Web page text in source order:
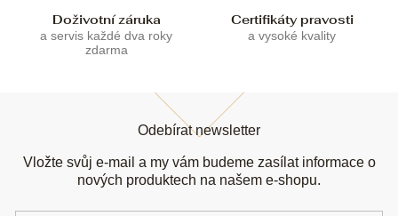
Doživotní záruka
a servis každé dva roky
zdarma
Certifikáty pravosti
a vysoké kvality
Odebírat newsletter
Vložte svůj e-mail a my vám budeme zasílat informace o
nových produktech na našem e-shopu.